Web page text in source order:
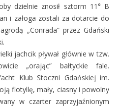
dzielnie znosił sztorm 11° B
i załoga zostali za dotarcie do
„Conrada” przez Gdański
jachcik pływał głównie w tzw.
„orając” bałtyckie fale.
Klub Stoczni Gdańskiej im.
flotyllę, mały, ciasny i powolny
w czarter zaprzyjaźnionym